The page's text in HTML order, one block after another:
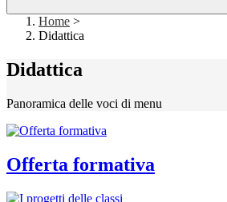
Home >
Didattica
Didattica
Panoramica delle voci di menu
Offerta formativa